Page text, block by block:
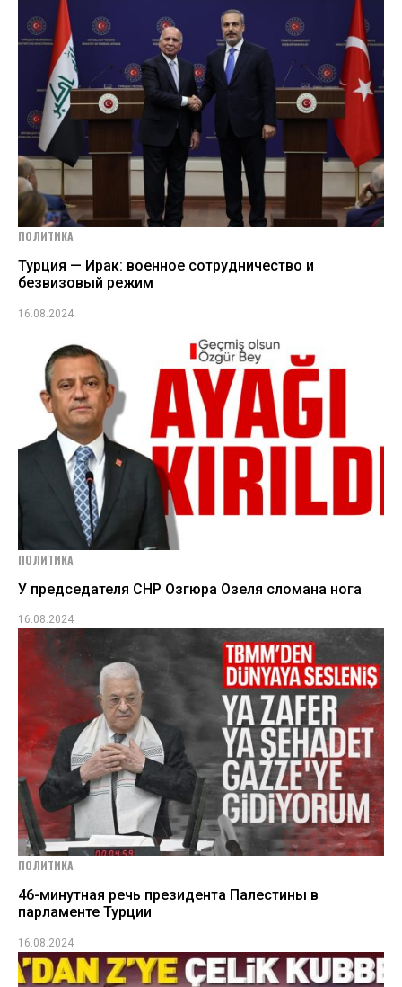
ПОЛИТИКА
Турция — Ирак: военное сотрудничество и
безвизовый режим
16.08.2024
ПОЛИТИКА
У председателя СНР Озгюра Озеля сломана нога
16.08.2024
ПОЛИТИКА
46-минутная речь президента Палестины в
парламенте Турции
16.08.2024